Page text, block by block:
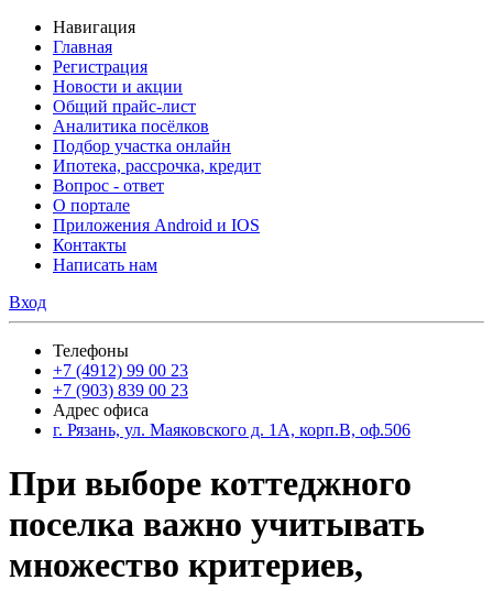
Навигация
Главная
Регистрация
Новости и акции
Общий прайс-лист
Аналитика посёлков
Подбор участка онлайн
Ипотека, рассрочка, кредит
Вопрос - ответ
О портале
Приложения Android и IOS
Контакты
Написать нам
Вход
Телефоны
+7 (4912) 99 00 23
+7 (903) 839 00 23
Адрес офиса
г. Рязань, ул. Маяковского д. 1А, корп.В, оф.506
При выборе коттеджного
поселка важно учитывать
множество критериев,